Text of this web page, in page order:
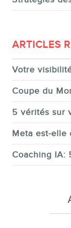
ARTICLES
Votre
Coupe du
5 vérités sur
Meta est-elle
Coaching IA: